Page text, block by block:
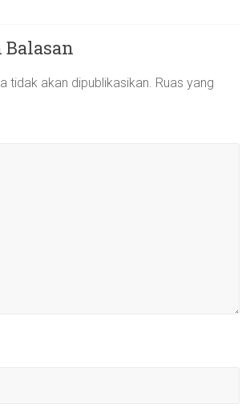
tidak akan dipublikasikan. Ruas yang